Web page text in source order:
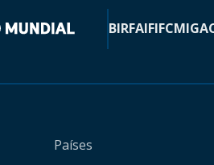
BIRFAIFIFCMIGA
Países